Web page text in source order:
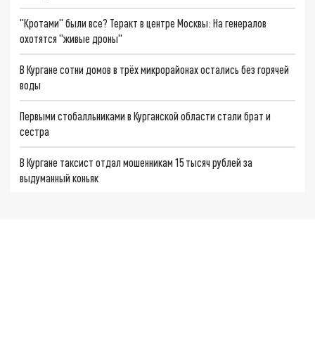
"Кротами" были все? Теракт в центре Москвы: На генералов
охотятся "живые дроны"
В Кургане сотни домов в трёх микрорайонах остались без горячей
воды
Первыми стобалльниками в Курганской области стали брат и
сестра
В Кургане таксист отдал мошенникам 15 тысяч рублей за
выдуманный коньяк